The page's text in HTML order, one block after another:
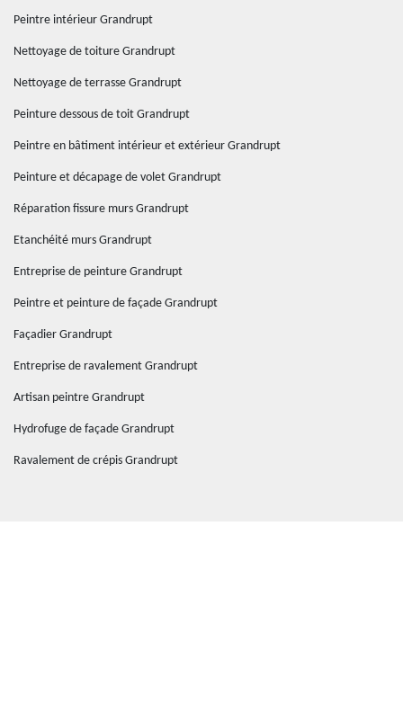
Peintre intérieur Grandrupt
Nettoyage de toiture Grandrupt
Nettoyage de terrasse Grandrupt
Peinture dessous de toit Grandrupt
Peintre en bâtiment intérieur et extérieur Grandrupt
Peinture et décapage de volet Grandrupt
Réparation fissure murs Grandrupt
Etanchéité murs Grandrupt
Entreprise de peinture Grandrupt
Peintre et peinture de façade Grandrupt
Façadier Grandrupt
Entreprise de ravalement Grandrupt
Artisan peintre Grandrupt
Hydrofuge de façade Grandrupt
Ravalement de crépis Grandrupt